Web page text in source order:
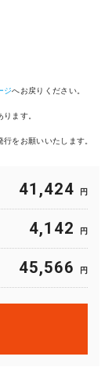
ジへお戻りください。
ます。
をお願いいたします。
41,424 円
4,142 円
45,566 円